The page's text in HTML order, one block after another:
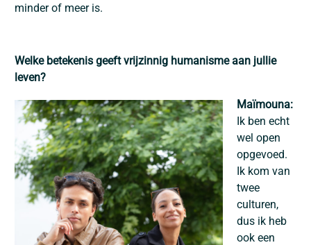
minder of meer is.
Welke betekenis geeft vrijzinnig humanisme aan jullie
leven?
Maïmouna:
Ik ben echt
wel open
opgevoed.
Ik kom van
twee
culturen,
dus ik heb
ook een